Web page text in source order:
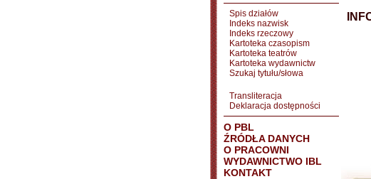
Spis działów
Indeks nazwisk
Indeks rzeczowy
Kartoteka czasopism
Kartoteka teatrów
Kartoteka wydawnictw
Szukaj tytułu/słowa
Transliteracja
Deklaracja dostępności
O PBL
ŹRÓDŁA DANYCH
O PRACOWNI
WYDAWNICTWO IBL
KONTAKT